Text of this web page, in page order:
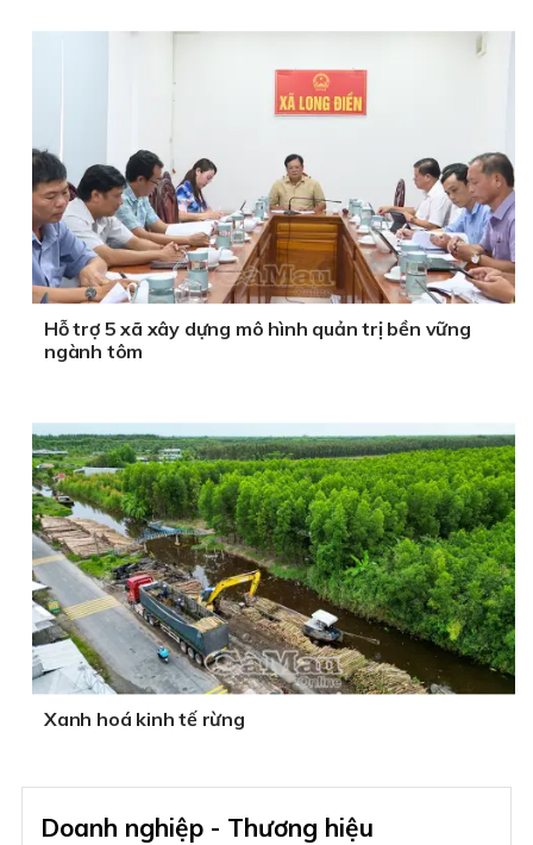
Hỗ trợ 5 xã xây dựng mô hình quản trị bền vững
ngành tôm
Xanh hoá kinh tế rừng
Doanh nghiệp - Thương hiệu